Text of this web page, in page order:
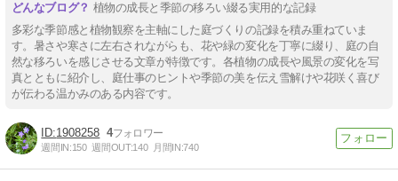
植物の成長と季節の移ろい綴る実用的な記録
多彩な季節感と植物観察を主軸にした庭づくりの記録を積み重ねていま
す。暑さや寒さに左右されながらも、花や緑の変化を丁寧に綴り、庭の自
然な移ろいを感じさせる文章が特徴です。各植物の成長や風景の変化を写
真とともに紹介し、庭仕事のヒントや季節の美を伝え雪解けや花咲く喜び
が伝わる温かみのある内容です。
1908258 4
週間IN:150 週間OUT:140 月間IN:740